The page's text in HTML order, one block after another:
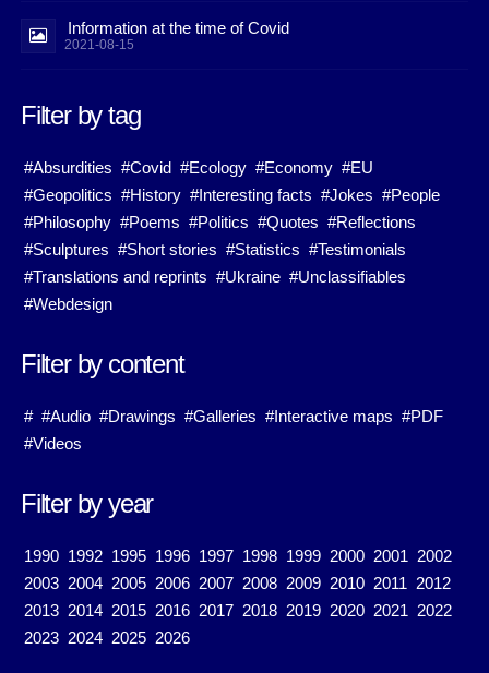
Information at the time of Covid
2021-08-15
Filter by tag
#Absurdities #Covid #Ecology #Economy #EU
#Geopolitics #History #Interesting facts #Jokes #People
#Philosophy #Poems #Politics #Quotes #Reflections
#Sculptures #Short stories #Statistics #Testimonials
#Translations and reprints #Ukraine #Unclassifiables
#Webdesign
Filter by content
# #Audio #Drawings #Galleries #Interactive maps #PDF
#Videos
Filter by year
1990 1992 1995 1996 1997 1998 1999 2000 2001 2002
2003 2004 2005 2006 2007 2008 2009 2010 2011 2012
2013 2014 2015 2016 2017 2018 2019 2020 2021 2022
2023 2024 2025 2026